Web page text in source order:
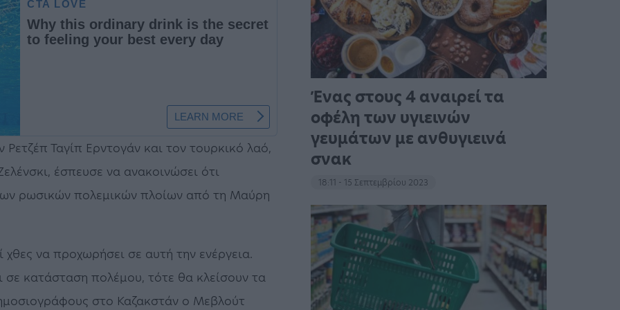
Ταγίπ Ερντογάν και τον τουρκικό λαό,
έσπευσε να ανακοινώσει ότι
ρωσικών πολεμικών πλοίων από τη Μαύρη
χθες να προχωρήσει σε αυτή την ενέργεια.
σε κατάσταση πολέμου, τότε θα κλείσουν τα
στο Καζακστάν ο Μεβλούτ
Ένας στους 4 αναιρεί τα
οφέλη των υγιεινών
γευμάτων με ανθυγιεινά
σνακ
18:11 - 15 Σεπτεμβρίου 2023